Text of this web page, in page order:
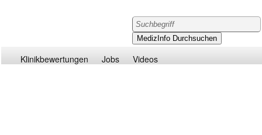
Klinikbewertungen Jobs Videos